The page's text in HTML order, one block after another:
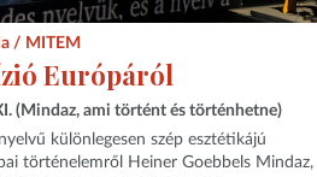
/ MITEM
Európáról
(Mindaz, ami történt és történhetne)
különlegesen szép esztétikájú
történelemről Heiner Goebbels Mindaz,